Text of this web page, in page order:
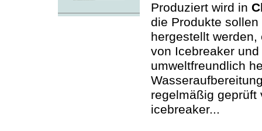
Produziert wird in
die Produkte
hergestellt
von Icebreaker
umweltfreundlich
regelmäßig geprüft
icebreaker...